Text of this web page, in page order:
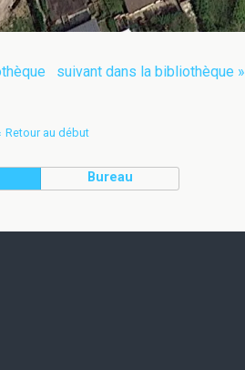
suivant dans la bibliothèque »
Retour au début
Bureau